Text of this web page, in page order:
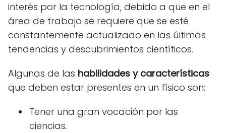
interés por la tecnología, debido a que en el
área de trabajo se requiere que se esté
constantemente actualizado en las últimas
tendencias y descubrimientos científicos.
Algunas de las habilidades y características
que deben estar presentes en un físico son:
Tener una gran vocación por las
ciencias.